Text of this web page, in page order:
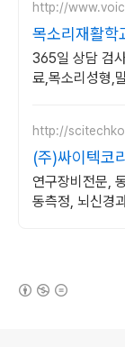
http://
목소리재활학
365일 상담 검
료,목소리성형,
http://
(주)싸이텍코
연구장비전문,
동측정, 뇌신경